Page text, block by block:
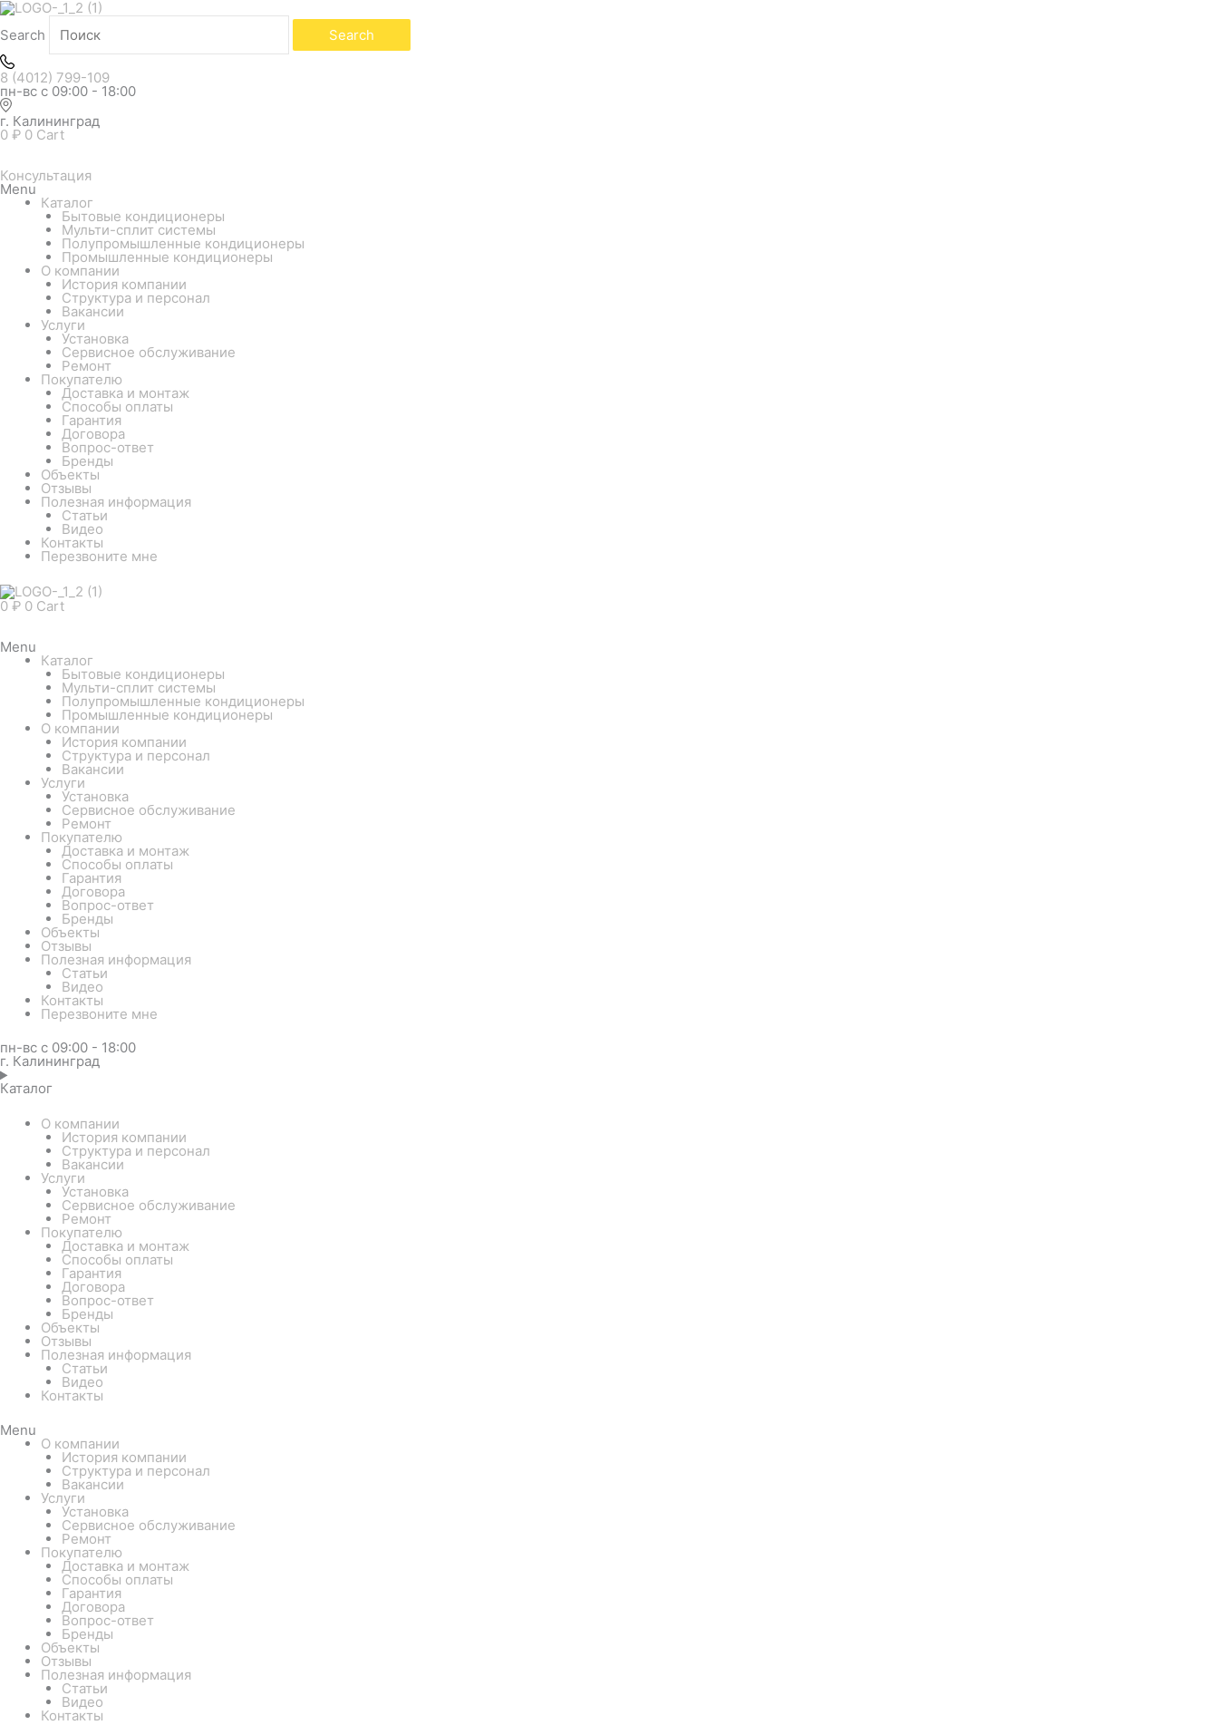
Search Search
8 (4012) 799-109
пн-вс с 09:00 - 18:00
г. Калининград
0 ₽ 0 Cart
Консультация
Menu
Каталог
Бытовые кондиционеры
Мульти-сплит системы
Полупромышленные кондиционеры
Промышленные кондиционеры
О компании
История компании
Структура и персонал
Вакансии
Услуги
Установка
Сервисное обслуживание
Ремонт
Покупателю
Доставка и монтаж
Способы оплаты
Гарантия
Договора
Вопрос-ответ
Бренды
Объекты
Отзывы
Полезная информация
Статьи
Видео
Контакты
Перезвоните мне
0 ₽ 0 Cart
Menu
Каталог
Бытовые кондиционеры
Мульти-сплит системы
Полупромышленные кондиционеры
Промышленные кондиционеры
О компании
История компании
Структура и персонал
Вакансии
Услуги
Установка
Сервисное обслуживание
Ремонт
Покупателю
Доставка и монтаж
Способы оплаты
Гарантия
Договора
Вопрос-ответ
Бренды
Объекты
Отзывы
Полезная информация
Статьи
Видео
Контакты
Перезвоните мне
пн-вс с 09:00 - 18:00
г. Калининград
Каталог
О компании
История компании
Структура и персонал
Вакансии
Услуги
Установка
Сервисное обслуживание
Ремонт
Покупателю
Доставка и монтаж
Способы оплаты
Гарантия
Договора
Вопрос-ответ
Бренды
Объекты
Отзывы
Полезная информация
Статьи
Видео
Контакты
Menu
О компании
История компании
Структура и персонал
Вакансии
Услуги
Установка
Сервисное обслуживание
Ремонт
Покупателю
Доставка и монтаж
Способы оплаты
Гарантия
Договора
Вопрос-ответ
Бренды
Объекты
Отзывы
Полезная информация
Статьи
Видео
Контакты